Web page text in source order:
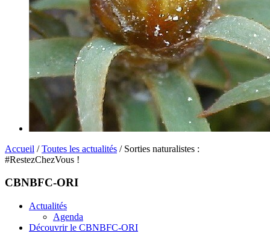
Accueil /Toutes les actualités / Sorties naturalistes :
#RestezChezVous !
CBNBFC-ORI
Actualités
Agenda
Découvrir le CBNBFC-ORI